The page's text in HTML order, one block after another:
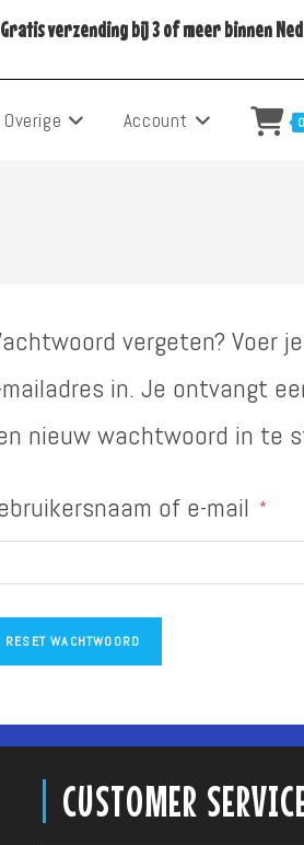
Gratis verzending bij 3 of meer binnen
Overige Account 0
vergeten? Voer
in. Je ontvangt
nieuw wachtwoord in te
of e-mail *
RESET WACHTWOORD
CUSTOMER